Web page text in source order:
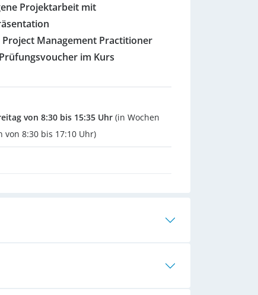
Projektarbeit mit
Project Management Practitioner
im Kurs
von 8:30 bis 15:35 Uhr(in Wochen
von 8:30 bis 17:10 Uhr)